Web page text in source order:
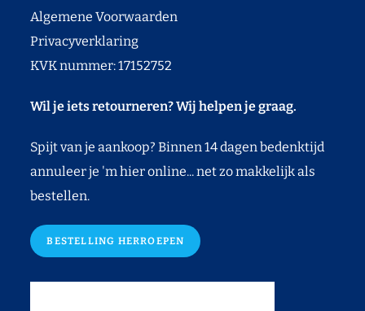
Algemene Voorwaarden
Privacyverklaring
KVK nummer: 17152752
Wil je iets retourneren? Wij helpen je graag.
Spijt van je aankoop? Binnen 14 dagen bedenktijd
annuleer je 'm hier online... net zo makkelijk als
bestellen.
BESTELLING HERROEPEN